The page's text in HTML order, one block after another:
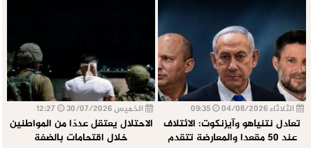
الثلاثاء 04/08/2026
تعادل نتنياهو وآيزنكوت: الائتلاف
عند 50 مقعدا والمعارضة تتقدم
الخميس 30/07/2026
الاحتلال يعتقل عددًا من المواطنين
خلال اقتحامات بالضفة